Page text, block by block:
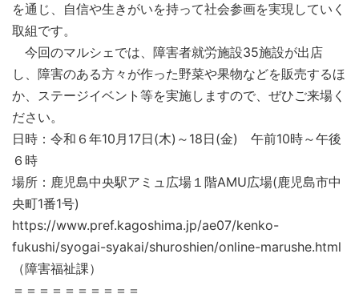
を通じ、自信や生きがいを持って社会参画を実現していく
取組です。
今回のマルシェでは、障害者就労施設35施設が出店
し、障害のある方々が作った野菜や果物などを販売するほ
か、ステージイベント等を実施しますので、ぜひご来場く
ださい。
日時：令和６年10月17日(木)～18日(金) 午前10時～午後
６時
場所：鹿児島中央駅アミュ広場１階AMU広場(鹿児島市中
央町1番1号)
https://www.pref.kagoshima.jp/ae07/kenko-
fukushi/syogai-syakai/shuroshien/online-marushe.html
（障害福祉課）
＝＝＝＝＝＝＝＝＝＝